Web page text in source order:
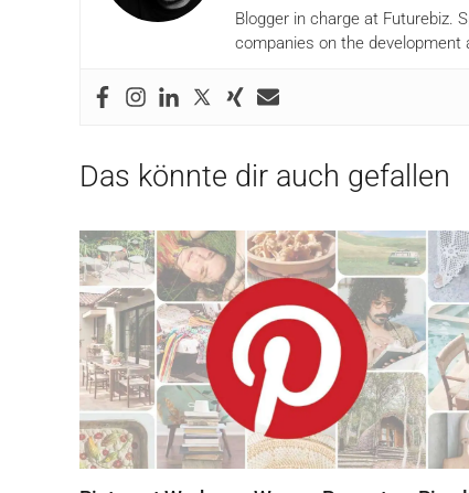
Blogger in charge at Futurebiz.
companies on the
Das könnte dir auch gefallen